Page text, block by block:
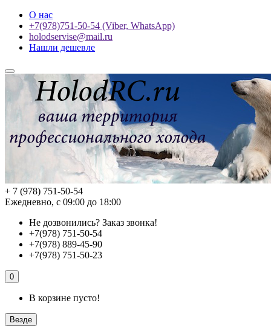
О нас
+7(978)751-50-54 (Viber, WhatsApp)
holodservise@mail.ru
Нашли дешевле
+ 7 (978) 751-50-54
Ежедневно, с 09:00 до 18:00
Не дозвонились? Заказ звонка!
+7(978) 751-50-54
+7(978) 889-45-90
+7(978) 751-50-23
0
В корзине пусто!
Везде